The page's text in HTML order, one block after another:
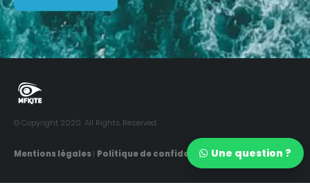
Une question ?
© Copyright 2020. All Rights Reserved.
Mentions légales| Politique de confidentialité